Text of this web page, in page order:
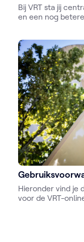
Bij VRT sta jij
en een nog
mee om en
vertellen je graag
en waarom we
alles gebeurt
Hieronder vind je
voor de VRT-